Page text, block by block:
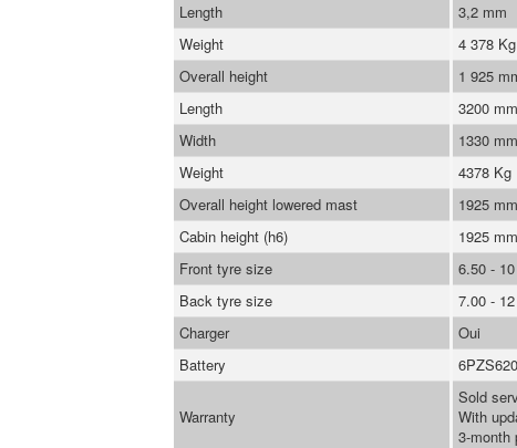
Length
3,2 mm
Weight
4 378 Kg
Overall height
1 925
Length
3200 mm
Width
1330 mm
Weight
4378 Kg
Overall height lowered mast
1925 mm
Cabin height (h6)
1925 mm
Front tyre size
6.50 - 10
Back tyre size
7.00 - 12
Charger
Oui
Battery
Warranty
Sold
With
3-month